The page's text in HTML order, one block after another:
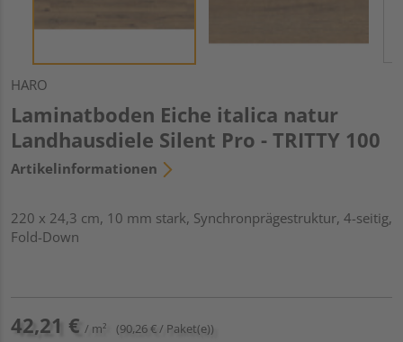
HARO
Laminatboden Eiche italica natur
Landhausdiele Silent Pro - TRITTY 100
Artikelinformationen
220 x 24,3 cm, 10 mm stark, Synchronprägestruktur, 4-seitig,
Fold-Down
42,21 € / m² (90,26 € / Paket(e))